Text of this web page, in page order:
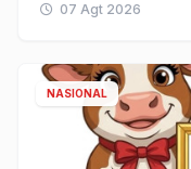
07 Agt 2026
NASIONAL